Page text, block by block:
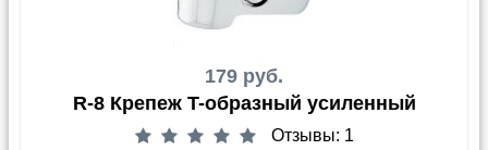
179 руб.
R-8 Крепеж T-образный усиленный
Отзывы: 1